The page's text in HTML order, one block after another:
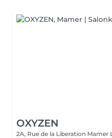
OXYZEN
2A, Rue de la Liberation Mamer